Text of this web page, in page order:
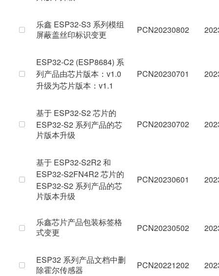
乐鑫 ESP32-S3 系列模组
屏蔽盖丝印标识变更
PCN20230802
ESP32-C2 (ESP8684) 系
列产品由芯片版本：v1.0
升级为芯片版本：v1.1
PCN20230701
基于 ESP32-S2 芯片的
ESP32-S2 系列产品的芯
片版本升级
PCN20230702
基于 ESP32-S2R2 和
ESP32-S2FN4R2 芯片的
ESP32-S2 系列产品的芯
片版本升级
PCN20230601
乐鑫芯片产品包装标签格
式变更
PCN20230502
ESP32 系列产品文档中删
除霍尔传感器
PCN20221202